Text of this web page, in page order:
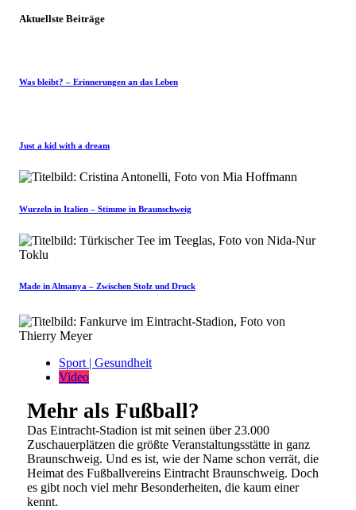
Aktuellste Beiträge
Was bleibt? – Erinnerungen an das Leben
Just a kid with a dream
Wurzeln in Italien – Stimme in Braunschweig
Made in Almanya – Zwischen Stolz und Druck
Sport | Gesundheit
Video
Mehr als Fußball?
Das Eintracht-Stadion ist mit seinen über 23.000
Zuschauerplätzen die größte Veranstaltungsstätte in ganz
Braunschweig. Und es ist, wie der Name schon verrät, die
Heimat des Fußballvereins Eintracht Braunschweig. Doch
es gibt noch viel mehr Besonderheiten, die kaum einer
kennt.